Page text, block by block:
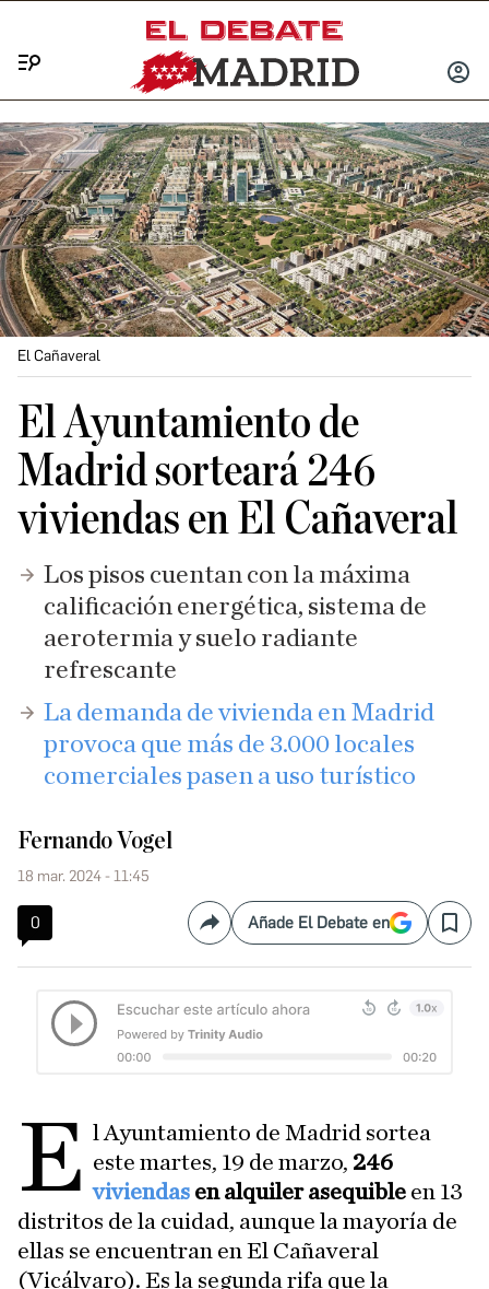
INICIAR
El Cañaveral
El Ayuntamiento de
Madrid sorteará 246
viviendas en El Cañaveral
Los pisos cuentan con la máxima
calificación energética, sistema de
aerotermia y suelo radiante
refrescante
​La demanda de vivienda en Madrid
provoca que más de 3.000 locales
comerciales pasen a uso turístico
Fernando Vogel
18 mar. 2024 - 11:45
0 CompartirAñade El Debate en Save
E l Ayuntamiento de Madrid sortea
este martes, 19 de marzo, 246
viviendas en alquiler asequible en 13
distritos de la cuidad, aunque la mayoría de
ellas se encuentran en El Cañaveral
(Vicálvaro). Es la segunda rifa que la